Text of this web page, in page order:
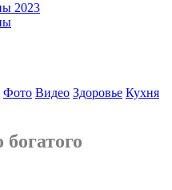
2023
Фото Видео Здоровье Кухня